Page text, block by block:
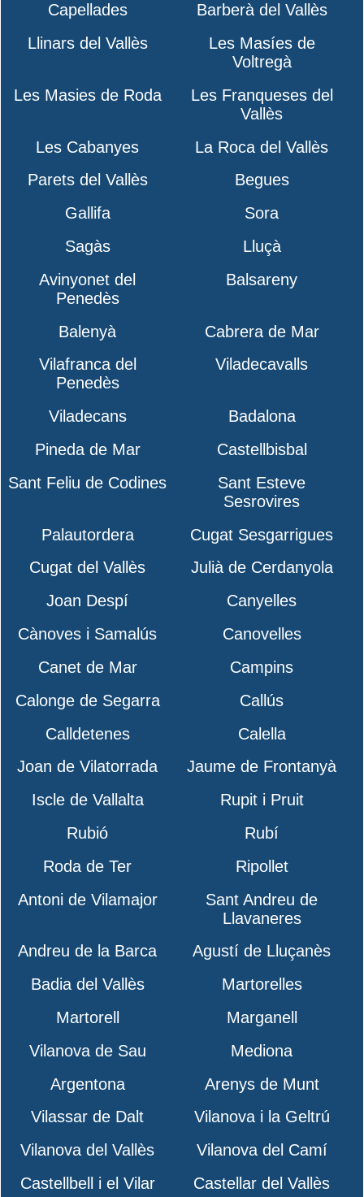
Capellades
Barberà del Vallès
Llinars del Vallès
Les Masíes de
Voltregà
Les Masies de Roda
Les Franqueses del
Vallès
Les Cabanyes
La Roca del Vallès
Parets del Vallès
Begues
Gallifa
Sora
Sagàs
Lluçà
Avinyonet del
Penedès
Balsareny
Balenyà
Cabrera de Mar
Vilafranca del
Penedès
Viladecavalls
Viladecans
Badalona
Pineda de Mar
Castellbisbal
Sant Feliu de Codines
Sant Esteve
Sesrovires
Palautordera
Cugat Sesgarrigues
Cugat del Vallès
Julià de Cerdanyola
Joan Despí
Canyelles
Cànoves i Samalús
Canovelles
Canet de Mar
Campins
Calonge de Segarra
Callús
Calldetenes
Calella
Joan de Vilatorrada
Jaume de Frontanyà
Iscle de Vallalta
Rupit i Pruit
Rubió
Rubí
Roda de Ter
Ripollet
Antoni de Vilamajor
Sant Andreu de
Llavaneres
Andreu de la Barca
Agustí de Lluçanès
Badia del Vallès
Martorelles
Martorell
Marganell
Vilanova de Sau
Mediona
Argentona
Arenys de Munt
Vilassar de Dalt
Vilanova i la Geltrú
Vilanova del Vallès
Vilanova del Camí
Castellbell i el Vilar
Castellar del Vallès